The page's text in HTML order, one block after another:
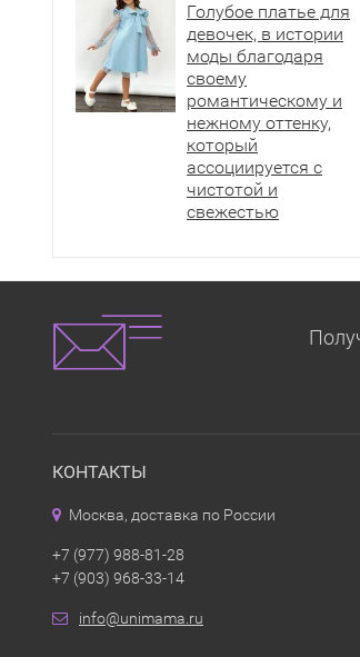
Голубое платье для
девочек, в истории
моды благодаря
своему
романтическому и
нежному оттенку,
который
ассоциируется с
чистотой и
свежестью
КОНТАКТЫ
Москва, доставка по России
+7 (977) 988-81-28
+7 (903) 968-33-14
info@unimama.ru